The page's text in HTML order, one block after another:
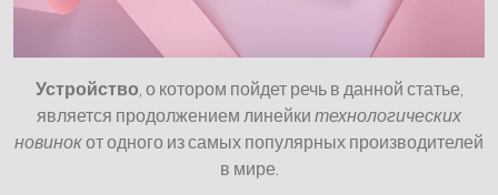
Устройство , о котором пойдет речь в данной статье,
является продолжением линейки технологических
новинокот одного из самых популярных производителей
в мире.